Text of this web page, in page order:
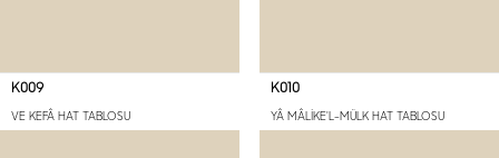
K009
VE KEFÂ HAT TABLOSU
K010
YÂ MÂLİKE'L-MÜLK HAT TABLOSU